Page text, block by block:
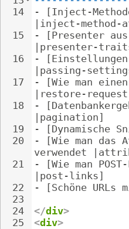
14
15
16
17
18
19
20
21
22
23
24
25
-
[Inject-
|inject-
-
[Presenter
|presenter-
-
|passing-
-
[Wie man
|restore-
-
|pagination]
-
[Dynamische
-
[Wie man das
verwendet
-
[Wie man
|post-links]
-
[Schöne
</div>
<div>